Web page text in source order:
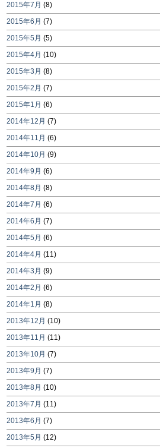
2015年7月 (8)
2015年6月 (7)
2015年5月 (5)
2015年4月 (10)
2015年3月 (8)
2015年2月 (7)
2015年1月 (6)
2014年12月 (7)
2014年11月 (6)
2014年10月 (9)
2014年9月 (6)
2014年8月 (8)
2014年7月 (6)
2014年6月 (7)
2014年5月 (6)
2014年4月 (11)
2014年3月 (9)
2014年2月 (6)
2014年1月 (8)
2013年12月 (10)
2013年11月 (11)
2013年10月 (7)
2013年9月 (7)
2013年8月 (10)
2013年7月 (11)
2013年6月 (7)
2013年5月 (12)